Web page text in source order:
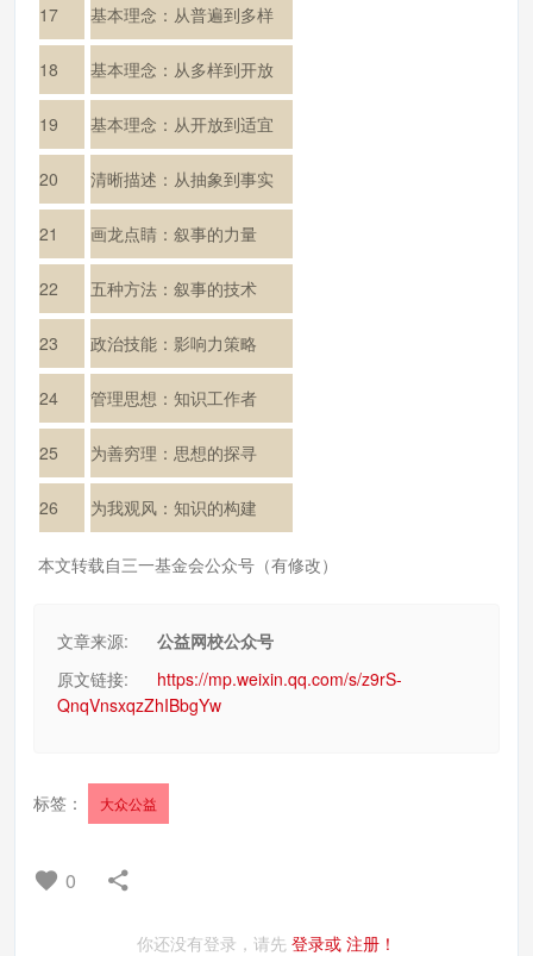
17 基本理念：从普遍到多样
18 基本理念：从多样到开放
19 基本理念：从开放到适宜
20 清晰描述：从抽象到事实
21 画龙点睛：叙事的力量
22 五种方法：叙事的技术
23 政治技能：影响力策略
24 管理思想：知识工作者
25 为善穷理：思想的探寻
26 为我观风：知识的构建
本文转载自三一基金会公众号（有修改）
文章来源:
公益网校公众号
原文链接:
https://mp.weixin.qq.com/s/z9rS-
QnqVnsxqzZhIBbgYw
标签： 大众公益
0
你还没有登录，请先 登录或 注册！